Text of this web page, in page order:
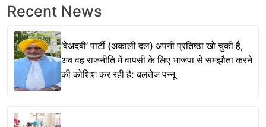
Recent News
‘बेअदबी’ पार्टी (अकाली दल) अपनी प्रतिष्ठा खो चुकी है,
अब वह राजनीति में वापसी के लिए भाजपा से समझौता करने
की कोशिश कर रही है: बलतेज पन्नू